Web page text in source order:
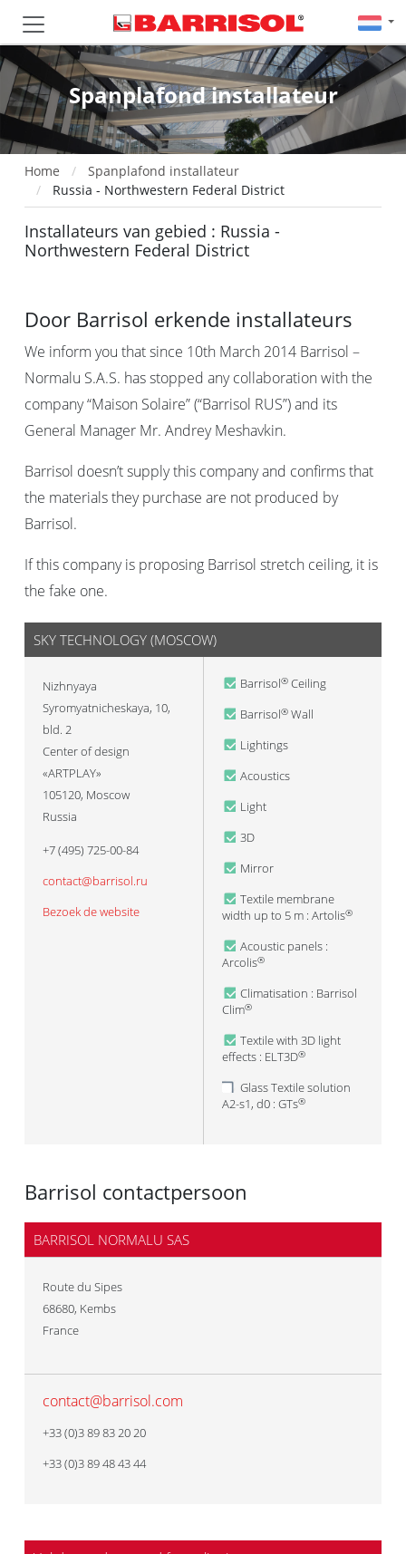
Spanplafond installateur
Home
Spanplafond installateur
Russia - Northwestern Federal District
Installateurs van gebied : Russia -
Northwestern Federal District
Door Barrisol erkende installateurs
We inform you that since 10th March 2014 Barrisol –
Normalu S.A.S. has stopped any collaboration with the
company “Maison Solaire” (“Barrisol RUS”) and its
General Manager Mr. Andrey Meshavkin.
Barrisol doesn’t supply this company and confirms that
the materials they purchase are not produced by
Barrisol.
If this company is proposing Barrisol stretch ceiling, it is
the fake one.
SKY TECHNOLOGY (MOSCOW)
Nizhnyaya
Syromyatnicheskaya, 10,
bld. 2
Center of design
«ARTPLAY»
105120, Moscow
Russia
+7 (495) 725-00-84
contact@barrisol.ru
Bezoek de website
Barrisol® Ceiling
Barrisol® Wall
Lightings
Acoustics
Light
3D
Mirror
Textile membrane
width up to 5 m : Artolis®
Acoustic panels :
Arcolis®
Climatisation : Barrisol
Clim®
Textile with 3D light
effects : ELT3D®
Glass Textile solution
A2-s1, d0 : GTs®
Barrisol contactpersoon
BARRISOL NORMALU SAS
Route du Sipes
68680, Kembs
France
contact@barrisol.com
+33 (0)3 89 83 20 20
+33 (0)3 89 48 43 44